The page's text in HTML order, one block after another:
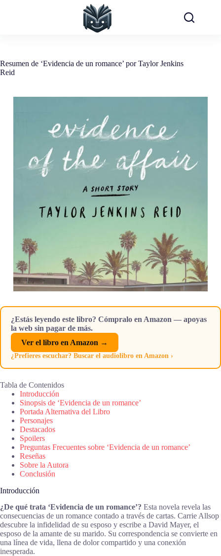
Resumen de ‘Evidencia de un romance’ por Taylor Jenkins
Reid
¿Estás leyendo este libro? Cómpralo en Amazon — apoyas
la web sin pagar de más.
Ver el libro en Amazon →
¿Prefieres escuchar? Buscar el audiolibro en Amazon ›
Tabla de Contenidos
Introducción
Sinopsis de ‘Evidencia de un romance’
Portada Alternativa del Libro
Personajes
Destacados
Spoilers
Preguntas Frecuentes sobre ‘Evidencia de un romance’
Reseñas
Sobre la Autora
Conclusión
Introducción
¿De qué trata ‘Evidencia de un romance’? Esta novela revela las
consecuencias de un romance contado a través de cartas. Carrie Allsop
descubre la infidelidad de su esposo y escribe a David Mayer, el
esposo de la amante de su marido. Su correspondencia se convierte en
una línea de vida, llena de dolor compartido y una conexión
inesperada.